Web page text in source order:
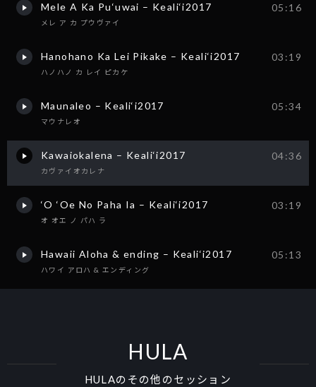
Mele A Ka Pu‘uwai – Keali‘i2017
メレ ア カ プウヴァイ
05:16
Hanohano Ka Lei Pikake – Keali‘i2017
ハノハノ カ レイ ピカケ
03:19
Maunaleo – Keali‘i2017
マウナレオ
05:34
Kawaiokalena – Keali‘i2017
カヴァイオカレナ
04:36
‘O ‘Oe No Paha Ia – Keali‘i2017
オ オエ ノ パハ ラ
03:19
Hawaii Aloha & ending – Keali‘i2017
ハワイ アロハ & エンディング
05:13
HULA
HULAのその他のセッション